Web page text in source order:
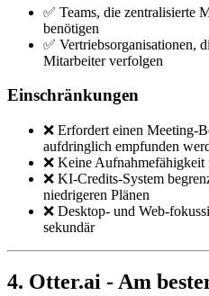
✅ Teams, die zentralisierte
benötigen
✅ Vertriebsorganisationen,
Mitarbeiter verfolgen
Einschränkungen
❌ Erfordert einen Meeting-
aufdringlich empfunden
❌ Keine
❌ KI-Credits-System
niedrigeren Plänen
❌ Desktop- und Web-
sekundär
4. Otter.ai - Am